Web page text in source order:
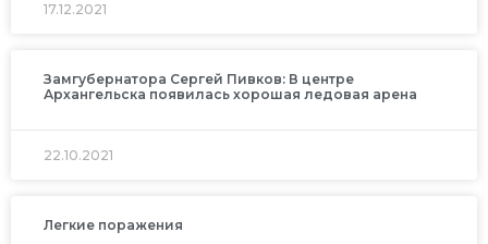
17.12.2021
Замгубернатора Сергей Пивков: В центре
Архангельска появилась хорошая ледовая арена
22.10.2021
Легкие поражения